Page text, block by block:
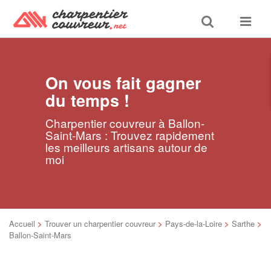
Toggle
search
Toggle
On vous fait gagner
du temps !
Charpentier couvreur à Ballon-
Saint-Mars : Trouvez rapidement
les meilleurs artisans autour de
moi
Accueil > Trouver un charpentier couvreur > Pays-de-la-Loire > Sarthe >
Ballon-Saint-Mars